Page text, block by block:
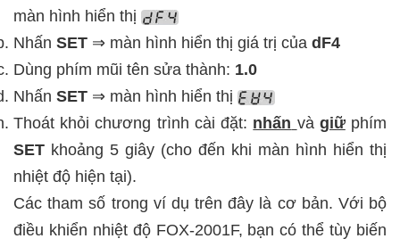
màn hình hiển thị
Nhấn SET ⇒ màn hình hiển thị giá trị của dF4
Dùng phím mũi tên sửa thành: 1.0
Nhấn SET ⇒ màn hình hiển thị
Thoát khỏi chương trình cài đặt: nhấn và giữ phím
SET khoảng 5 giây (cho đến khi màn hình hiển thị
nhiệt độ hiện tại).
Các tham số trong ví dụ trên đây là cơ bản. Với bộ
điều khiển nhiệt độ FOX-2001F, bạn có thể tùy biến